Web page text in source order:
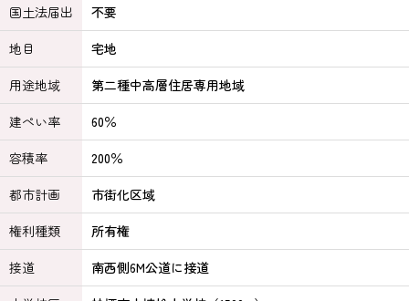
国土法届出
不要
地目
宅地
用途地域
第二種中高層住居専用地域
建ぺい率
60％
容積率
200％
都市計画
市街化区域
権利種類
所有権
接道
南西側6M公道に接道